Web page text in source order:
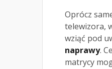
Oprócz
telewizora,
wziąć pod
naprawy.
matrycy